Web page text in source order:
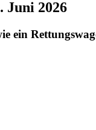
Juni 2026
ein